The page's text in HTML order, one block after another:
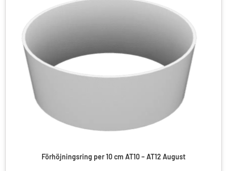
Förhöjningsring per 10 cm AT10 – AT12 August